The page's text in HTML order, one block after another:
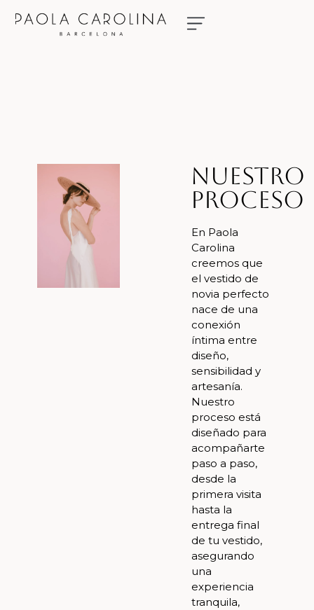
Nuestro
Proceso
En Paola
Carolina
creemos que
el vestido de
novia perfecto
nace de una
conexión
íntima entre
diseño,
sensibilidad y
artesanía.
Nuestro
proceso está
diseñado para
acompañarte
paso a paso,
desde la
primera visita
hasta la
entrega final
de tu vestido,
asegurando
una
experiencia
tranquila,